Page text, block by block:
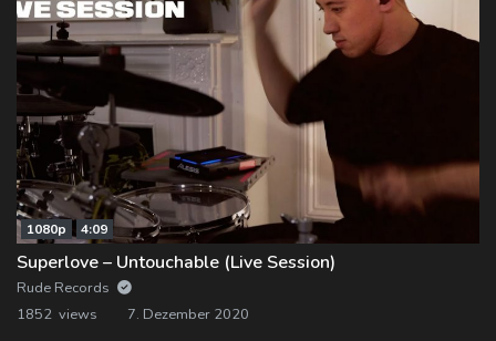
1080p 4:09
Superlove – Untouchable (Live Session)
Rude Records
1852 views
7. Dezember 2020